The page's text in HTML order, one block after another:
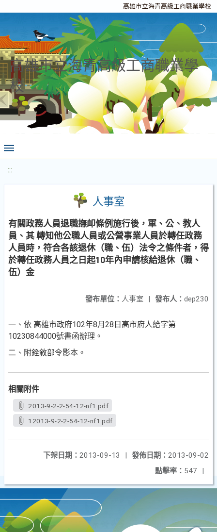
高雄市立海青高級工商職業學校
高雄市立海青高級工商職業學
校
:::
人事室
有關政務人員退職撫卹條例施行後，軍、公、教人
員、其 轉知他公職人員或公營事業人員於轉任政務
人員時，符合各該退休（職、伍）法令之條件者，得
於轉任政務人員之日起10年內申請核給退休（職、
伍）金
發布人： dep230
發布單位： 人事室 |
一、依 高雄市政府102年8月28日高市府人給字第
10230844000號書函辦理。
二、附銓敘部令影本。
相關附件
2013-9-2-2-54-12-nf1.pdf
12013-9-2-2-54-12-nf1.pdf
發佈日期： 2013-09-02
下架日期： 2013-09-13
|
點擊率： 547 |